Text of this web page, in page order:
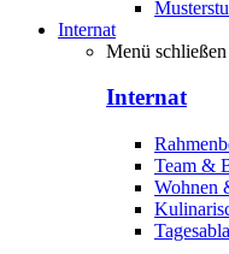
Internat
Menü schließen
Internat
Team &
Wohnen